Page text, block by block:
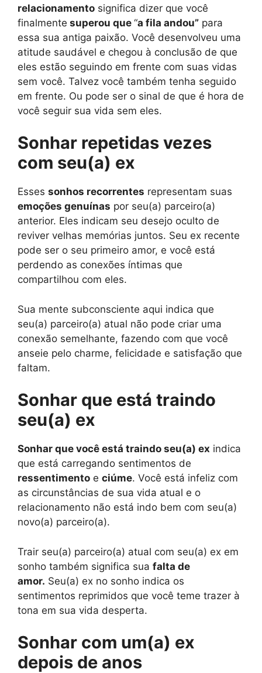
relacionamento significa dizer que você
finalmente superou que “a fila andou” para
essa sua antiga paixão. Você desenvolveu uma
atitude saudável e chegou à conclusão de que
eles estão seguindo em frente com suas vidas
sem você. Talvez você também tenha seguido
em frente. Ou pode ser o sinal de que é hora de
você seguir sua vida sem eles.
Sonhar repetidas vezes
com seu(a) ex
Esses sonhos recorrentes representam suas
emoções genuínas por seu(a) parceiro(a)
anterior. Eles indicam seu desejo oculto de
reviver velhas memórias juntos. Seu ex recente
pode ser o seu primeiro amor, e você está
perdendo as conexões íntimas que
compartilhou com eles.
Sua mente subconsciente aqui indica que
seu(a) parceiro(a) atual não pode criar uma
conexão semelhante, fazendo com que você
anseie pelo charme, felicidade e satisfação que
faltam.
Sonhar que está traindo
seu(a) ex
Sonhar que você está traindo seu(a) ex indica
que está carregando sentimentos de
ressentimento e ciúme. Você está infeliz com
as circunstâncias de sua vida atual e o
relacionamento não está indo bem com seu(a)
novo(a) parceiro(a).
Trair seu(a) parceiro(a) atual com seu(a) ex em
sonho também significa sua falta de
amor. Seu(a) ex no sonho indica os
sentimentos reprimidos que você teme trazer à
tona em sua vida desperta.
Sonhar com um(a) ex
depois de anos